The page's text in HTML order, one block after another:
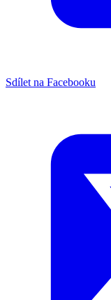
Sdílet na Facebooku